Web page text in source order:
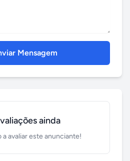
Mensagem
ainda
a avaliar este anunciante!